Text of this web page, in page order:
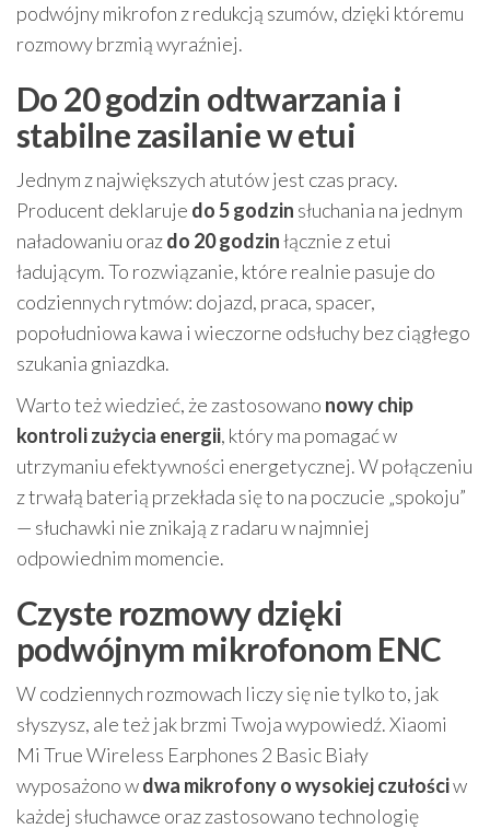
podwójny mikrofon z redukcją szumów, dzięki któremu
rozmowy brzmią wyraźniej.
Do 20 godzin odtwarzania i
stabilne zasilanie w etui
Jednym z największych atutów jest czas pracy.
Producent deklaruje do 5 godzin słuchania na jednym
naładowaniu orazdo 20 godzinłącznie z etui
ładującym. To rozwiązanie, które realnie pasuje do
codziennych rytmów: dojazd, praca, spacer,
popołudniowa kawa i wieczorne odsłuchy bez ciągłego
szukania gniazdka.
Warto też wiedzieć, że zastosowano nowy chip
kontroli zużycia energii, który ma pomagać w
utrzymaniu efektywności energetycznej. W połączeniu
z trwałą baterią przekłada się to na poczucie „spokoju”
— słuchawki nie znikają z radaru w najmniej
odpowiednim momencie.
Czyste rozmowy dzięki
podwójnym mikrofonom ENC
W codziennych rozmowach liczy się nie tylko to, jak
słyszysz, ale też jak brzmi Twoja wypowiedź. Xiaomi
Mi True Wireless Earphones 2 Basic Biały
wyposażono wdwa mikrofony o wysokiej czułościw
każdej słuchawce oraz zastosowano technologię